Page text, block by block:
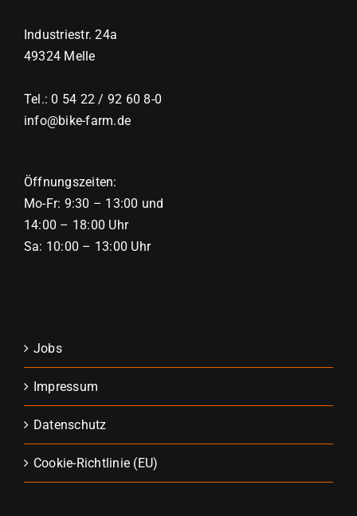
Industriestr. 24a
49324 Melle
Tel.: 0 54 22 / 92 60 8-0
info@bike-farm.de
Öffnungszeiten:
Mo-Fr: 9:30 – 13:00 und
14:00 – 18:00 Uhr
Sa: 10:00 – 13:00 Uhr
Jobs
Impressum
Datenschutz
Cookie-Richtlinie (EU)